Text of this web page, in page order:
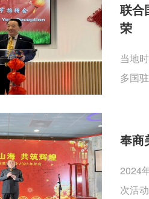
联合
荣
当地
多国
奉商
2024
次活